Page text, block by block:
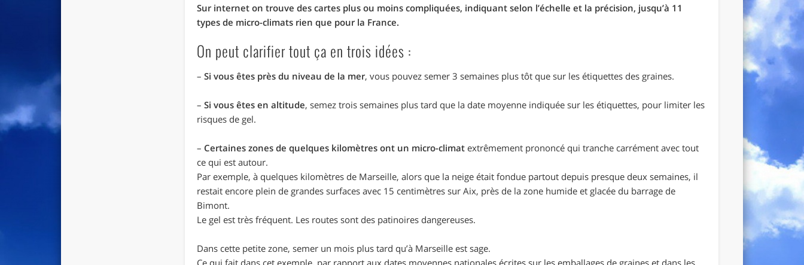
Sur internet on trouve des cartes plus ou moins compliquées, indiquant selon l’échelle et la précision, jusqu’à 11
types de micro-climats rien que pour la France.
On peut clarifier tout ça en trois idées :
–Si vous êtes près du niveau de la mer, vous pouvez semer 3 semaines plus tôt que sur les étiquettes des graines.
–Si vous êtes en altitude, semez trois semaines plus tard que la date moyenne indiquée sur les étiquettes, pour limiter les
risques de gel.
– Certaines zones de quelques kilomètres ont un micro-climat extrêmement prononcé qui tranche carrément avec tout
ce qui est autour.
Par exemple, à quelques kilomètres de Marseille, alors que la neige était fondue partout depuis presque deux semaines, il
restait encore plein de grandes surfaces avec 15 centimètres sur Aix, près de la zone humide et glacée du barrage de
Bimont.
Le gel est très fréquent. Les routes sont des patinoires dangereuses.
Dans cette petite zone, semer un mois plus tard qu’à Marseille est sage.
Ce qui fait dans cet exemple, par rapport aux dates moyennes nationales écrites sur les emballages de graines et dans les